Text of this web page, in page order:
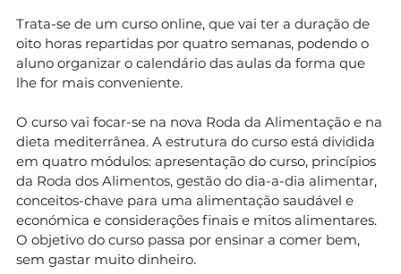
Trata-se de um curso online, que vai ter a duração de
oito horas repartidas por quatro semanas, podendo o
aluno organizar o calendário das aulas da forma que
lhe for mais conveniente.
O curso vai focar-se na nova Roda da Alimentação e na
dieta mediterrânea. A estrutura do curso está dividida
em quatro módulos: apresentação do curso, princípios
da Roda dos Alimentos, gestão do dia-a-dia alimentar,
conceitos-chave para uma alimentação saudável e
económica e considerações finais e mitos alimentares.
O objetivo do curso passa por ensinar a comer bem,
sem gastar muito dinheiro.